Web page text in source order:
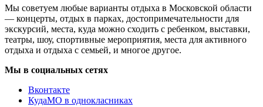
Мы советуем любые варианты отдыха в Московской области
— концерты, отдых в парках, достопримечательности для
экскурсий, места, куда можно сходить с ребенком, выставки,
театры, шоу, спортивные мероприятия, места для активного
отдыха и отдыха с семьей, и многое другое.
Мы в социальных сетях
Вконтакте
КудаМО в однокласниках